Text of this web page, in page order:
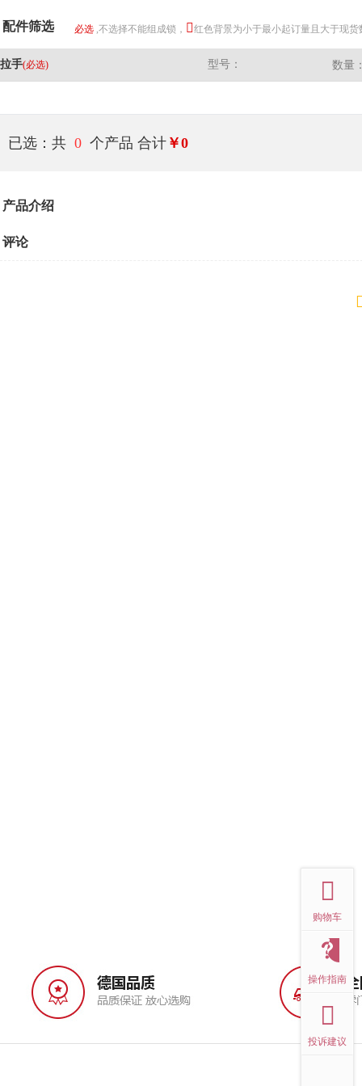
配件筛选 必选 ,不选择不能组成锁， 红色背景为小于最小起订量且大于现
拉手(必选) 型号： 数量
已选：共 0 个产品 合计 ￥0
产品介绍
评论
购物车
操作指南
投诉建议